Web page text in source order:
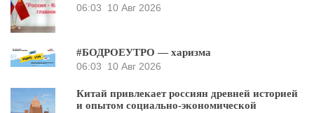
06:03
10 Авг 2026
#БОДРОЕУТРО — харизма
06:03
10 Авг 2026
Китай привлекает россиян древней историей
и опытом социально-экономической